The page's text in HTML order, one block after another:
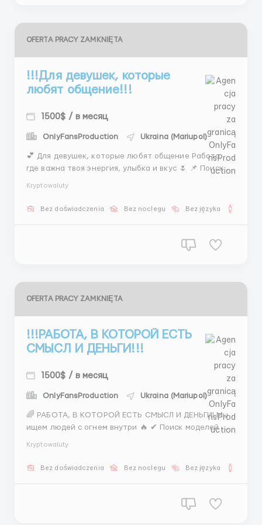
OFERTA PRACY ZAMKNIĘTA
!!!Для девушек, которые
любят общение!!!
1500$ / в месяц
OnlyFansProduction Ukraina (Mariupol)
💕 Для девушек, которые любят общение Работа,
где важна твоя энергия, улыбка и вкус 🌷 📌 Поиск
Kryptowaluty
Bez doświadczenia Bez noclegu Bez języka
OFERTA PRACY ZAMKNIĘTA
!!!РАБОТА, В КОТОРОЙ ЕСТЬ
СМЫСЛ И ДЕНЬГИ!!!
1500$ / в месяц
OnlyFansProduction Ukraina (Mariupol)
🌈 РАБОТА, В КОТОРОЙ ЕСТЬ СМЫСЛ И ДЕНЬГИ! Мы
ищем людей с огнем внутри 🔥 ✔ Поиск моделей ✔
👉 @DarinaAHR ...
Kryptowaluty
Bez doświadczenia Bez noclegu Bez języka